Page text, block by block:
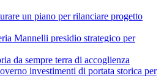
un piano per rilanciare progetto
Mannelli presidio strategico per
da sempre terra di accoglienza
investimenti di portata storica per